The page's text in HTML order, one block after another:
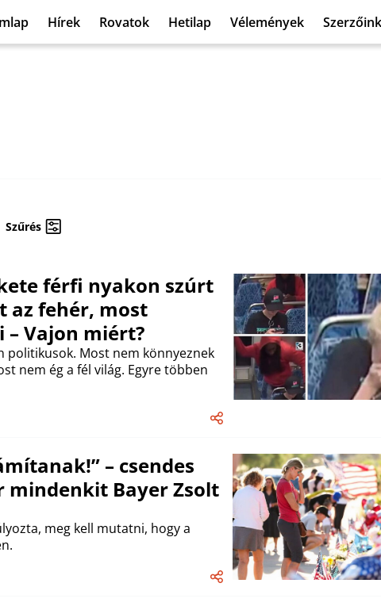
Hírek Rovatok Hetilap Vélemények Szerzőink
Szűrés
férfi nyakon szúrt
az fehér, most
– Vajon miért?
politikusok. Most nem könnyeznek
nem ég a fél világ. Egyre többen
– csendes
mindenkit Bayer Zsolt
meg kell mutatni, hogy a